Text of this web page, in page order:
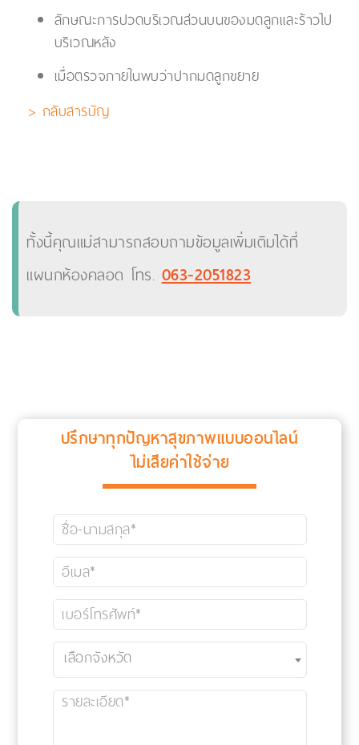
ลักษณะการปวดบริเวณส่วนบนของมดลูกและร้าวไป
บริเวณหลัง
เมื่อตรวจภายในพบว่าปากมดลูกขยาย
> กลับสารบัญ
ทั้งนี้คุณแม่สามารถสอบถามข้อมูลเพิ่มเติมได้ที่
แผนกห้องคลอด โทร.063-2051823
ปรึกษาทุกปัญหาสุขภาพแบบออนไลน์
ไม่เสียค่าใช้จ่าย